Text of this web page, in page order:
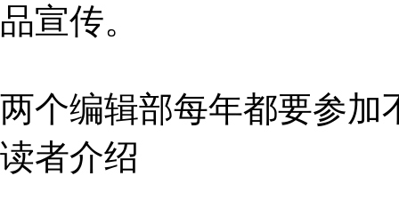
品宣传。
两个编辑部每年都要参加
读者介绍